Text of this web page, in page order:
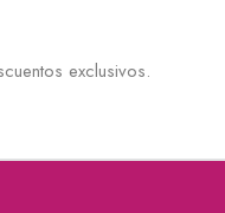
exclusivos.